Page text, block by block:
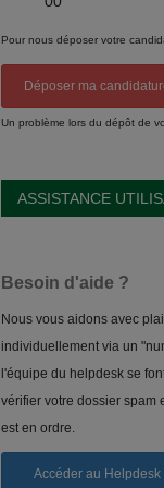
Pour nous déposer votre
Déposer ma
Un problème lors du dépôt de
ASSISTANCE
Besoin d'aide ?
Nous vous aidons avec
individuellement via un
l'équipe du helpdesk se
vérifier votre dossier spam
est en ordre.
Accéder au Helpdesk